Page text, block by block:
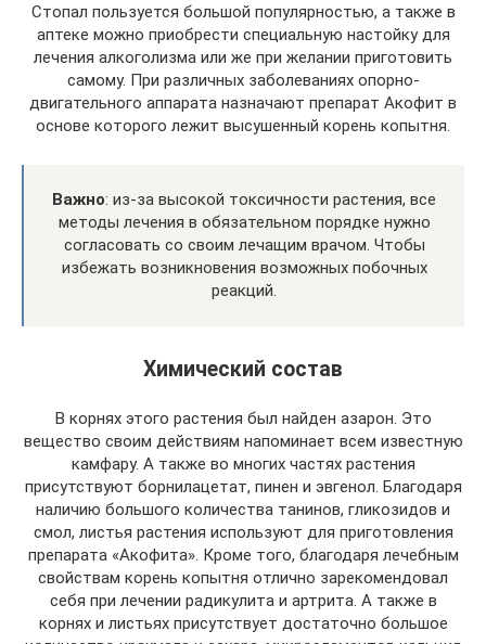
Стопал пользуется большой популярностью, а также в
аптеке можно приобрести специальную настойку для
лечения алкоголизма или же при желании приготовить
самому. При различных заболеваниях опорно-
двигательного аппарата назначают препарат Акофит в
основе которого лежит высушенный корень копытня.
Важно: из-за высокой токсичности растения, все
методы лечения в обязательном порядке нужно
согласовать со своим лечащим врачом. Чтобы
избежать возникновения возможных побочных
реакций.
Химический состав
В корнях этого растения был найден азарон. Это
вещество своим действиям напоминает всем известную
камфару. А также во многих частях растения
присутствуют борнилацетат, пинен и эвгенол. Благодаря
наличию большого количества танинов, гликозидов и
смол, листья растения используют для приготовления
препарата «Акофита». Кроме того, благодаря лечебным
свойствам корень копытня отлично зарекомендовал
себя при лечении радикулита и артрита. А также в
корнях и листьях присутствует достаточно большое